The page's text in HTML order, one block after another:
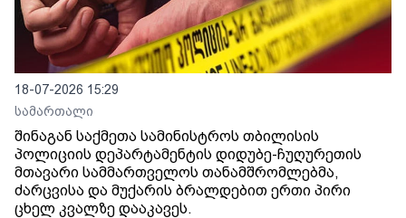
18-07-2026 15:29
სამართალი
შინაგან საქმეთა სამინისტროს თბილისის
პოლიციის დეპარტამენტის დიდუბე-ჩუღურეთის
მთავარი სამმართველოს თანამშრომლებმა,
ძარცვისა და მუქარის ბრალდებით ერთი პირი
ცხელ კვალზე დააკავეს.